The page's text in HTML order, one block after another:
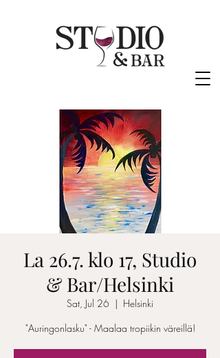
La 26.7. klo 17, Studio
& Bar/Helsinki
Sat, Jul 26
  |
Helsinki
"Auringonlasku" - Maalaa tropiikin väreillä!